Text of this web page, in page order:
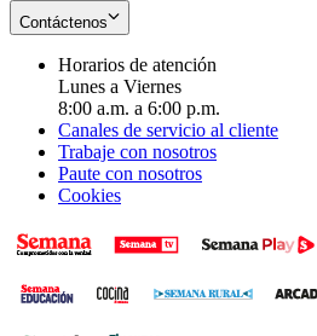
Contáctenos
Horarios de atención
Lunes a Viernes
8:00 a.m. a 6:00 p.m.
Canales de servicio al cliente
Trabaje con nosotros
Paute con nosotros
Cookies